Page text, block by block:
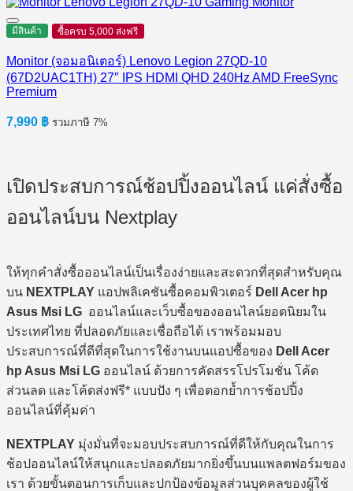
มีสินค้า ซื้อครบ 5,000 ส่งฟรี
Monitor (จอมอนิเตอร์) Lenovo Legion 27QD-10
(67D2UAC1TH) 27″ IPS HDMI QHD 240Hz AMD FreeSync
Premium
7,990 ฿ รวมภาษี 7%
เปิดประสบการณ์ช้อปปิ้งออนไลน์ แค่สั่งซื้อ
ออนไลน์บน Nextplay
ให้ทุกคำสั่งซื้อออนไลน์เป็นเรื่องง่ายและสะดวกที่สุดสำหรับคุณ
บน NEXTPLAY แอปพลิเคชันซื้อคอมพิวเตอร์ Dell Acer hp
Asus Msi LG ออนไลน์และเว็บซื้อของออนไลน์ยอดนิยมใน
ประเทศไทย ที่ปลอดภัยและเชื่อถือได้ เราพร้อมมอบ
ประสบการณ์ที่ดีที่สุดในการใช้งานบนแอปซื้อของ Dell Acer
hp Asus Msi LG ออนไลน์ ด้วยการคัดสรรโปรโมชั่น โค้ด
ส่วนลด และโค้ดส่งฟรี* แบบปัง ๆ เพื่อตอกย้ำการช้อปปิ้ง
ออนไลน์ที่คุ้มค่า
NEXTPLAY มุ่งมั่นที่จะมอบประสบการณ์ที่ดีให้กับคุณในการ
ช้อปออนไลน์ให้สนุกและปลอดภัยมากยิ่งขึ้นบนแพลตฟอร์มของ
เรา ด้วยขั้นตอนการเก็บและปกป้องข้อมูลส่วนบุคคลของผู้ใช้